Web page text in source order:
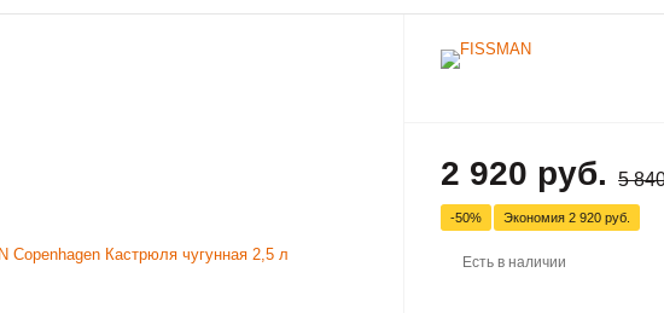
2 920 руб. 5
-50% Экономия2 920 руб.
Есть в наличии